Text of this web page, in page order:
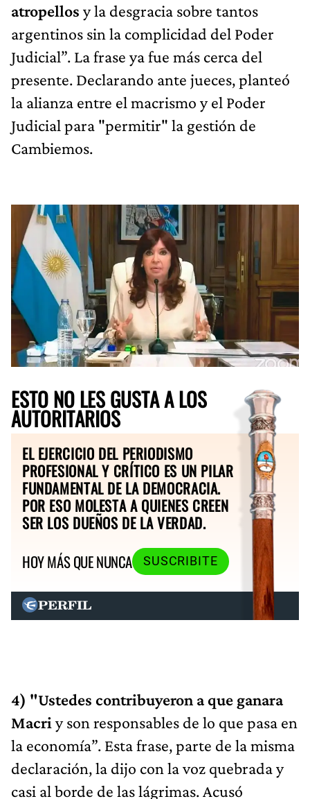
atropellos y la desgracia sobre tantos
argentinos sin la complicidad del Poder
Judicial”. La frase ya fue más cerca del
presente. Declarando ante jueces, planteó
la alianza entre el macrismo y el Poder
Judicial para "permitir" la gestión de
Cambiemos.
ESTO NO LES GUSTA A LOS
AUTORITARIOS
EL EJERCICIO DEL PERIODISMO
PROFESIONAL Y CRÍTICO ES UN PILAR
FUNDAMENTAL DE LA DEMOCRACIA.
POR ESO MOLESTA A QUIENES CREEN
SER LOS DUEÑOS DE LA VERDAD.
HOY MÁS QUE NUNCA
SUSCRIBITE
4) "Ustedes contribuyeron a que ganara
Macri y son responsables de lo que pasa en
la economía”. Esta frase, parte de la misma
declaración, la dijo con la voz quebrada y
casi al borde de las lágrimas. Acusó